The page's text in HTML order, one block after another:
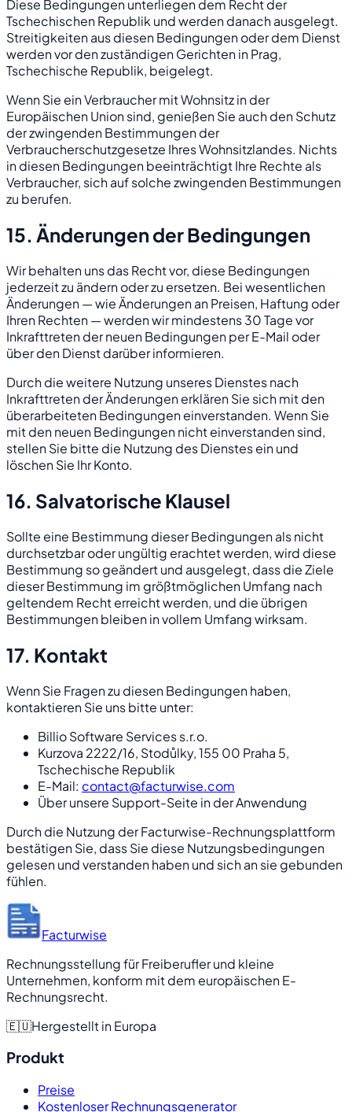
Diese Bedingungen unterliegen dem Recht der
Tschechischen Republik und werden danach ausgelegt.
Streitigkeiten aus diesen Bedingungen oder dem Dienst
werden vor den zuständigen Gerichten in Prag,
Tschechische Republik, beigelegt.
Wenn Sie ein Verbraucher mit Wohnsitz in der
Europäischen Union sind, genießen Sie auch den Schutz
der zwingenden Bestimmungen der
Verbraucherschutzgesetze Ihres Wohnsitzlandes. Nichts
in diesen Bedingungen beeinträchtigt Ihre Rechte als
Verbraucher, sich auf solche zwingenden Bestimmungen
zu berufen.
15. Änderungen der Bedingungen
Wir behalten uns das Recht vor, diese Bedingungen
jederzeit zu ändern oder zu ersetzen. Bei wesentlichen
Änderungen — wie Änderungen an Preisen, Haftung oder
Ihren Rechten — werden wir mindestens 30 Tage vor
Inkrafttreten der neuen Bedingungen per E-Mail oder
über den Dienst darüber informieren.
Durch die weitere Nutzung unseres Dienstes nach
Inkrafttreten der Änderungen erklären Sie sich mit den
überarbeiteten Bedingungen einverstanden. Wenn Sie
mit den neuen Bedingungen nicht einverstanden sind,
stellen Sie bitte die Nutzung des Dienstes ein und
löschen Sie Ihr Konto.
16. Salvatorische Klausel
Sollte eine Bestimmung dieser Bedingungen als nicht
durchsetzbar oder ungültig erachtet werden, wird diese
Bestimmung so geändert und ausgelegt, dass die Ziele
dieser Bestimmung im größtmöglichen Umfang nach
geltendem Recht erreicht werden, und die übrigen
Bestimmungen bleiben in vollem Umfang wirksam.
17. Kontakt
Wenn Sie Fragen zu diesen Bedingungen haben,
kontaktieren Sie uns bitte unter:
Billio Software Services s.r.o.
Kurzova 2222/16, Stodůlky, 155 00 Praha 5,
Tschechische Republik
E-Mail: contact@facturwise.com
Über unsere Support-Seite in der Anwendung
Durch die Nutzung der Facturwise-Rechnungsplattform
bestätigen Sie, dass Sie diese Nutzungsbedingungen
gelesen und verstanden haben und sich an sie gebunden
fühlen.
Facturwise
Rechnungsstellung für Freiberufler und kleine
Unternehmen, konform mit dem europäischen E-
Rechnungsrecht.
🇪🇺Hergestellt in Europa
Produkt
Preise
Kostenloser Rechnungsgenerator